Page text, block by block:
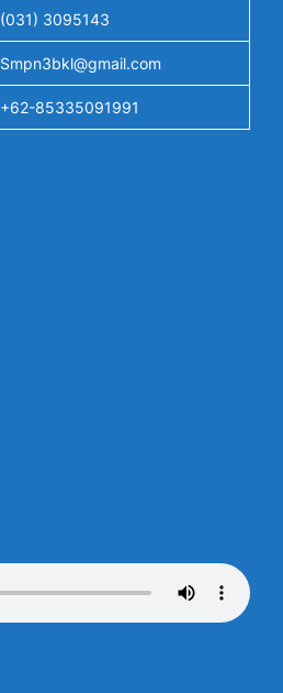
(031) 3095143
Smpn3bkl@gmail.com
+62-85335091991